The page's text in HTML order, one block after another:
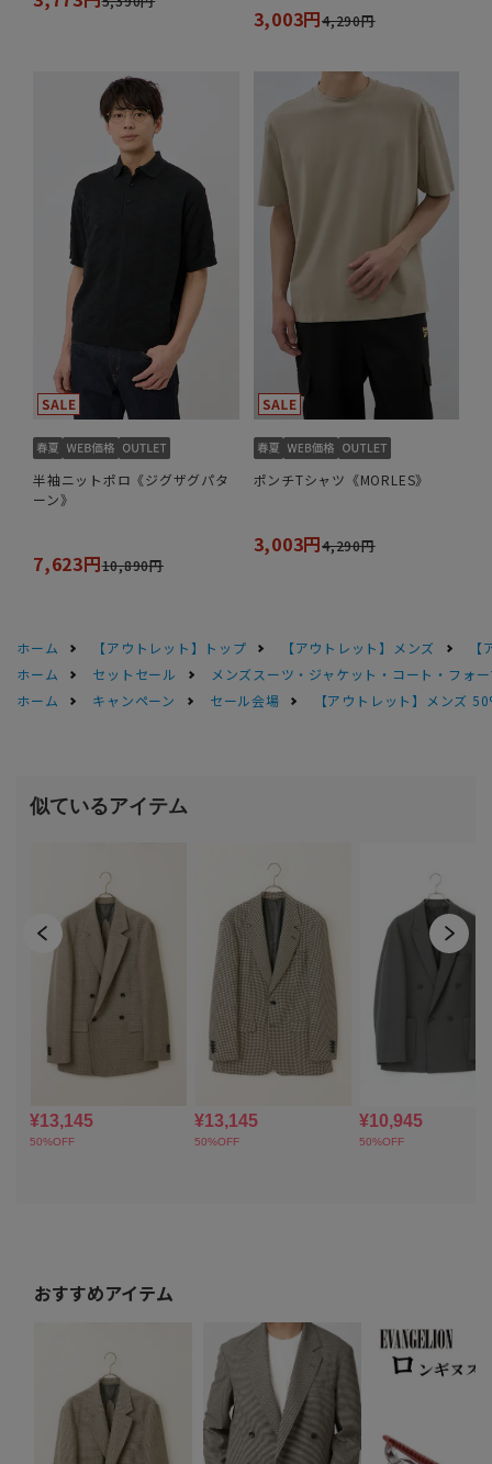
3,003円4,290円
半袖ニットポロ《ジグザグパタ
ーン》
7,623円10,890円
ポンチTシャツ《MORLES》
3,003円4,290円
ホーム 【アウトレット】トップ 【アウトレット】メンズ
ホーム
セットセール
メンズスーツ・ジャケット・コート・フォ
ホーム
キャンペーン セール会場 【アウトレット】メンズ